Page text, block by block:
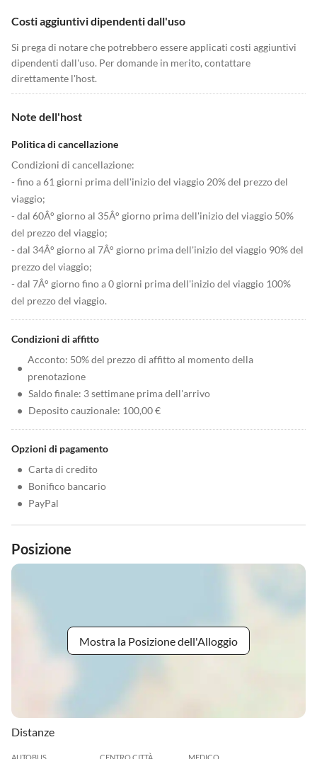
Costi aggiuntivi dipendenti dall'uso
Si prega di notare che potrebbero essere applicati costi aggiuntivi
dipendenti dall'uso. Per domande in merito, contattare
direttamente l'host.
Note dell'host
Politica di cancellazione
Condizioni di cancellazione:
- fino a 61 giorni prima dell'inizio del viaggio 20% del prezzo del
viaggio;
- dal 60Â° giorno al 35Â° giorno prima dell'inizio del viaggio 50%
del prezzo del viaggio;
- dal 34Â° giorno al 7Â° giorno prima dell'inizio del viaggio 90% del
prezzo del viaggio;
- dal 7Â° giorno fino a 0 giorni prima dell'inizio del viaggio 100%
del prezzo del viaggio.
Condizioni di affitto
•
Acconto: 50% del prezzo di affitto al momento della
prenotazione
• Saldo finale: 3 settimane prima dell'arrivo
• Deposito cauzionale: 100,00 €
Opzioni di pagamento
• Carta di credito
• Bonifico bancario
• PayPal
Posizione
Mostra la Posizione dell'Alloggio
Distanze